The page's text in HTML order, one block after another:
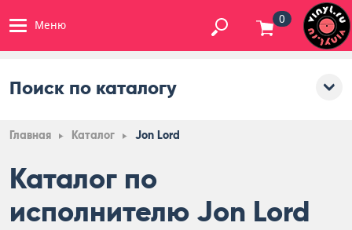
Меню 0
Поиск по каталогу
Главная Каталог Jon Lord
Каталог по
исполнителю Jon Lord